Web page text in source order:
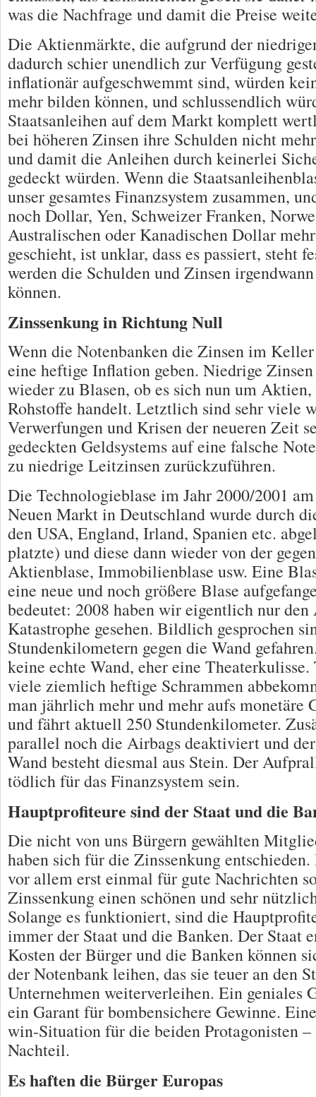
was die Nachfrage und damit die Preise
Die Aktienmärkte, die aufgrund der
dadurch schier unendlich zur Verfügung
inflationär aufgeschwemmt sind, würden
mehr bilden können, und schlussendlich
Staatsanleihen auf dem Markt komplett
bei höheren Zinsen ihre Schulden nicht
und damit die Anleihen durch keinerlei
gedeckt würden. Wenn die
unser gesamtes Finanzsystem zusammen,
noch Dollar, Yen, Schweizer Franken,
Australischen oder Kanadischen Dollar
geschieht, ist unklar, dass es passiert, steht
werden die Schulden und Zinsen
können.
Zinssenkung in Richtung Null
Wenn die Notenbanken die Zinsen im
eine heftige Inflation geben. Niedrige
wieder zu Blasen, ob es sich nun um
Rohstoffe handelt. Letztlich sind sehr viele
Verwerfungen und Krisen der neueren Zeit
gedeckten Geldsystems auf eine falsche
zu niedrige Leitzinsen zurückzuführen.
Die Technologieblase im Jahr 2000/2001
Neuen Markt in Deutschland wurde durch
den USA, England, Irland, Spanien etc.
platzte) und diese dann wieder von der
Aktienblase, Immobilienblase usw. Eine
eine neue und noch größere Blase
bedeutet: 2008 haben wir eigentlich nur den
Katastrophe gesehen. Bildlich gesprochen
Stundenkilometern gegen die Wand
keine echte Wand, eher eine
viele ziemlich heftige Schrammen
man jährlich mehr und mehr aufs monetäre
und fährt aktuell 250 Stundenkilometer.
parallel noch die Airbags deaktiviert und
Wand besteht diesmal aus Stein. Der
tödlich für das Finanzsystem sein.
Hauptprofiteure sind der Staat und die
Die nicht von uns Bürgern gewählten
haben sich für die Zinssenkung
vor allem erst einmal für gute Nachrichten
Zinssenkung einen schönen und sehr
Solange es funktioniert, sind die
immer der Staat und die Banken. Der Staat
Kosten der Bürger und die Banken können
der Notenbank leihen, das sie teuer an den
Unternehmen weiterverleihen. Ein geniales
ein Garant für bombensichere Gewinne.
win-Situation für die beiden Protagonisten –
Nachteil.
Es haften die Bürger Europas